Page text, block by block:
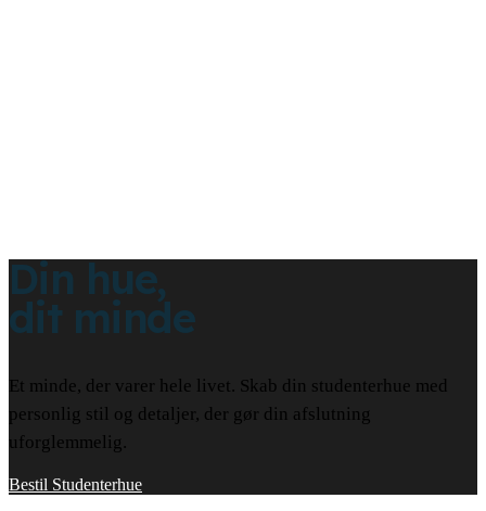
Din hue,
dit minde
Et minde, der varer hele livet. Skab din studenterhue med
personlig stil og detaljer, der gør din afslutning
uforglemmelig.
Bestil Studenterhue